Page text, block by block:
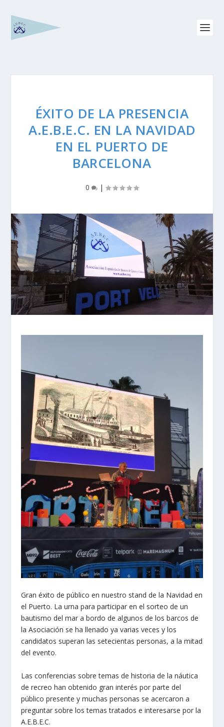
ÉXITO DE LA PRESENCIA
A.E.B.E.C. EN LA NAVIDAD
EN EL PUERTO DE
BARCELONA
0 |
Gran éxito de público en nuestro stand de la Navidad en
el Puerto. La urna para participar en el sorteo de un
bautismo del mar a bordo de algunos de los barcos de
la Asociación se ha llenado ya varias veces y los
candidatos superan las setecientas personas, a la mitad
del evento.
Las conferencias sobre temas de historia de la náutica
de recreo han obtenido gran interés por parte del
público presente y muchas personas se acercaron a
preguntar sobre los temas tratados e interesarse por la
A.E.B.E.C.